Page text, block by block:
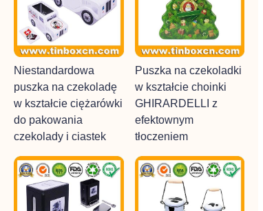
Niestandardowa
puszka na czekoladę
w kształcie ciężarówki
do pakowania
czekolady i ciastek
Puszka na czekoladki
w kształcie choinki
GHIRARDELLI z
efektownym
tłoczeniem